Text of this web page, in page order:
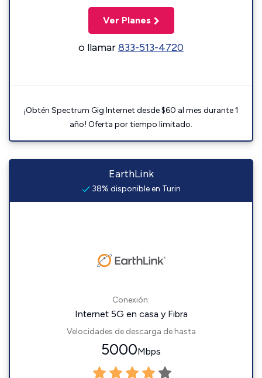
Ver Planes
o llamar833-513-4720
¡Obtén Spectrum Gig Internet desde $60 al mes durante 1
año! Oferta por tiempo limitado.
EarthLink
38% disponible en Turin
Conexión:
Internet 5G en casa y Fibra
Velocidades de descarga de hasta
5000Mbps